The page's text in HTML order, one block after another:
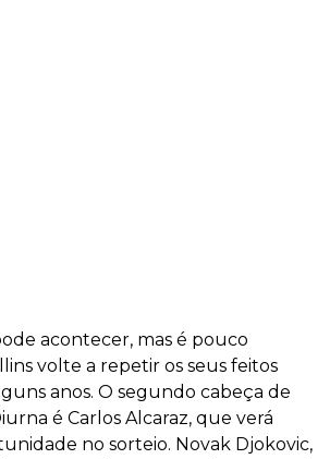
acontecer, mas é pouco
volte a repetir os seus feitos
anos. O segundo cabeça de
é Carlos Alcaraz, que verá
no sorteio. Novak Djokovic,